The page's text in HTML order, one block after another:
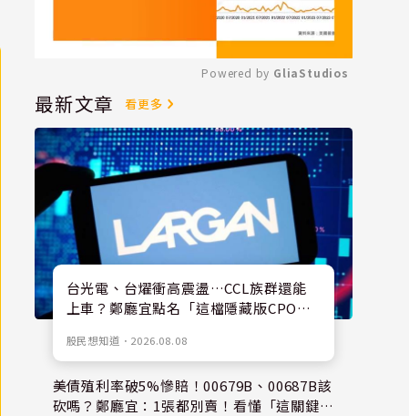
Mute
Powered by GliaStudios
最新文章 看更多
台光電、台燿衝高震盪…CCL族群還能
上車？鄭廳宜點名「這檔隱藏版CPO
股民想知道 ． 2026.08.08
美債殖利率破5%慘賠！00679B、00687B該
砍嗎？鄭廳宜：1張都別賣！看懂「這關鍵」